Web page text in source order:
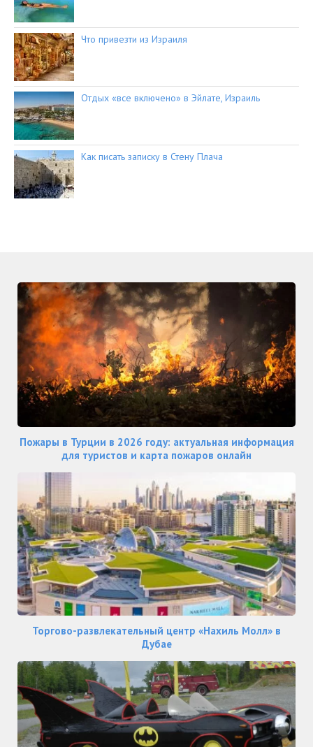
Что привезти из Израиля
Отдых «все включено» в Эйлате, Израиль
Как писать записку в Стену Плача
Пожары в Турции в 2026 году: актуальная информация
для туристов и карта пожаров онлайн
Торгово-развлекательный центр «Нахиль Молл» в
Дубае